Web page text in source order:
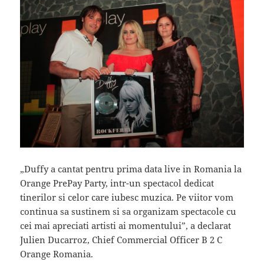
„Duffy a cantat pentru prima data live in Romania la
Orange PrePay Party, intr-un spectacol dedicat
tinerilor si celor care iubesc muzica. Pe viitor vom
continua sa sustinem si sa organizam spectacole cu
cei mai apreciati artisti ai momentului”, a declarat
Julien Ducarroz, Chief Commercial Officer B 2 C
Orange Romania.